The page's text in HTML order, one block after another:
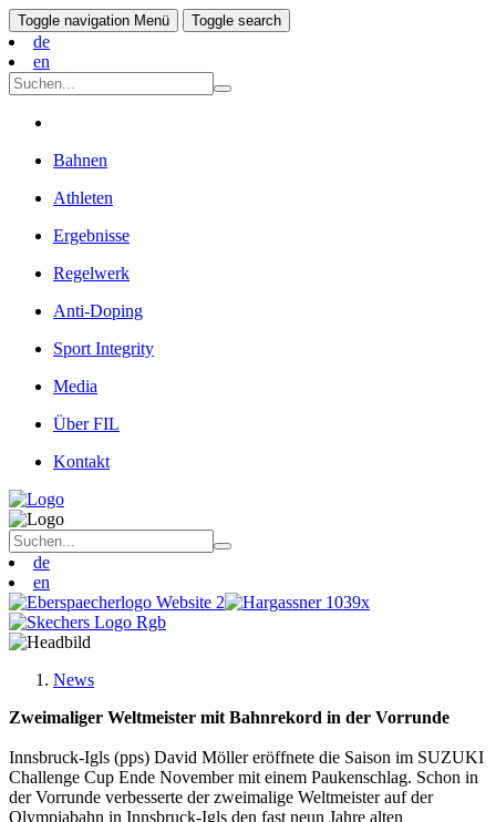
Toggle navigation Menü Toggle search
de
en
Bahnen
Athleten
Ergebnisse
Regelwerk
Anti-Doping
Sport Integrity
Media
Über FIL
Kontakt
de
en
News
Zweimaliger Weltmeister mit Bahnrekord in der Vorrunde
Innsbruck-Igls (pps) David Möller eröffnete die Saison im SUZUKI
Challenge Cup Ende November mit einem Paukenschlag. Schon in
der Vorrunde verbesserte der zweimalige Weltmeister auf der
Olympiabahn in Innsbruck-Igls den fast neun Jahre alten